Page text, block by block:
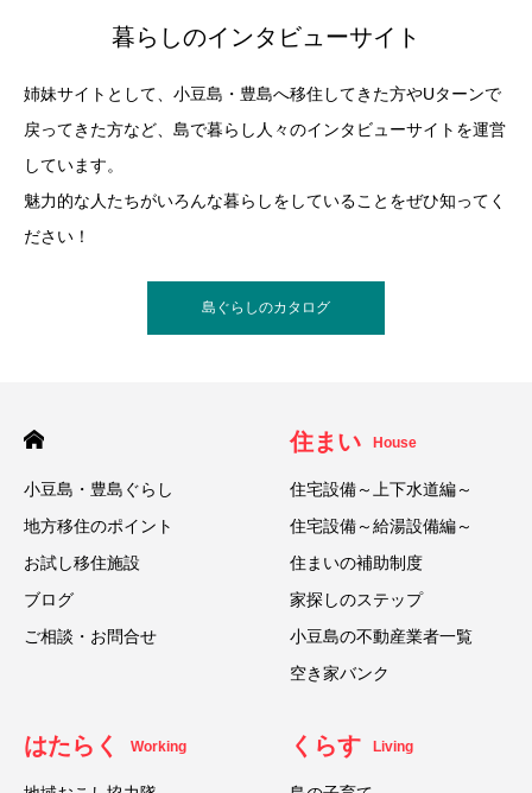
暮らしのインタビューサイト
姉妹サイトとして、小豆島・豊島へ移住してきた方やUターンで
戻ってきた方など、島で暮らし人々のインタビューサイトを運営
しています。
魅力的な人たちがいろんな暮らしをしていることをぜひ知ってく
ださい！
島ぐらしのカタログ
小豆島・豊島ぐらし
地方移住のポイント
お試し移住施設
ブログ
ご相談・お問合せ
住まい House
住宅設備～上下水道編～
住宅設備～給湯設備編～
住まいの補助制度
家探しのステップ
小豆島の不動産業者一覧
空き家バンク
はたらく Working くらす Living